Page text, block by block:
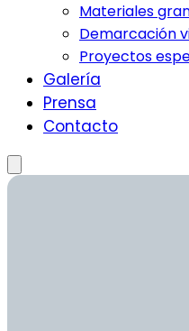
Materiales
Demarcación
Proyectos
Galería
Prensa
Contacto